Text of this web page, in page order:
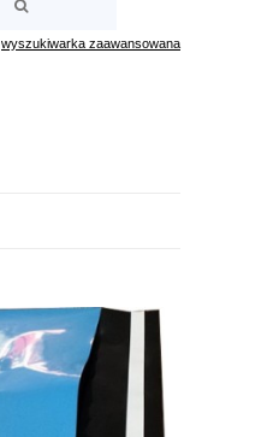
wyszukiwarka zaawansowana